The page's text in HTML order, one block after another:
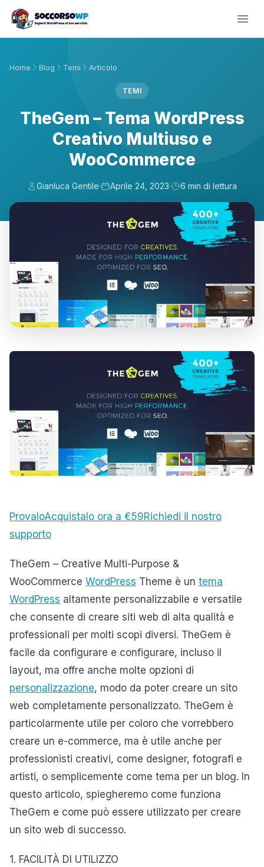
Home Blog Temi Articolo
TEMI
TheGem – Tema WordPress
Creativo Multiuso e
WooCommerce
Gianluca Gentile· Aprile 24, 2023· 6 min di lettura
ProvaloAcquistalo ora a €59Richiedi il nostro
supporto
TheGem – Creative Multi-Purpose &
WooCommerce WordPress Theme è un tema
WordPress altamente personalizzabile e versatile
che consente di creare siti web di alta qualità e
professionali per molti scopi diversi. TheGem è
facile da configurare e configurare, incluso il
layout, ma offre anche molte opzioni di
personalizzazione, modo da poter creare un sito
web completamente personalizzato. TheGem è
particolarmente utile per coloro che vorrebbero
creare un e-commerce, ma è utile anche per
professionisti creativi, come designer, fotografi e
artisti, o semplicemente come tema per un blog. In
questo articolo, spiegheremo come funziona
TheGem e come può essere utilizzato per creare
un sito web di successo.
1. FACILITÀ DI UTILIZZO